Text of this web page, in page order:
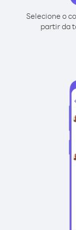
Selecione o
partir da